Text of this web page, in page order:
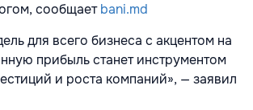
сообщаетbani.md
для всего бизнеса с акцентом на
прибыль станет инструментом
и роста компаний», — заявил